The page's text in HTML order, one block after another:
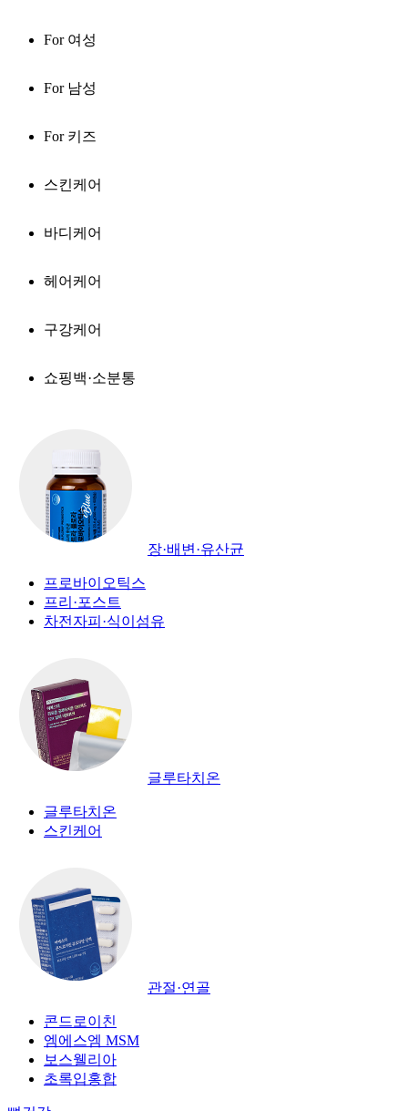
For 여성
For 남성
For 키즈
스킨케어
바디케어
헤어케어
구강케어
쇼핑백·소분통
장·배변·유산균
프로바이오틱스
프리·포스트
차전자피·식이섬유
글루타치온
글루타치온
스킨케어
관절·연골
콘드로이친
엠에스엠 MSM
보스웰리아
초록입홍합